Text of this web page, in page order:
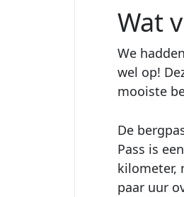
Wat
We
wel op!
mooiste
De
Pass is
kilometer,
paar uur